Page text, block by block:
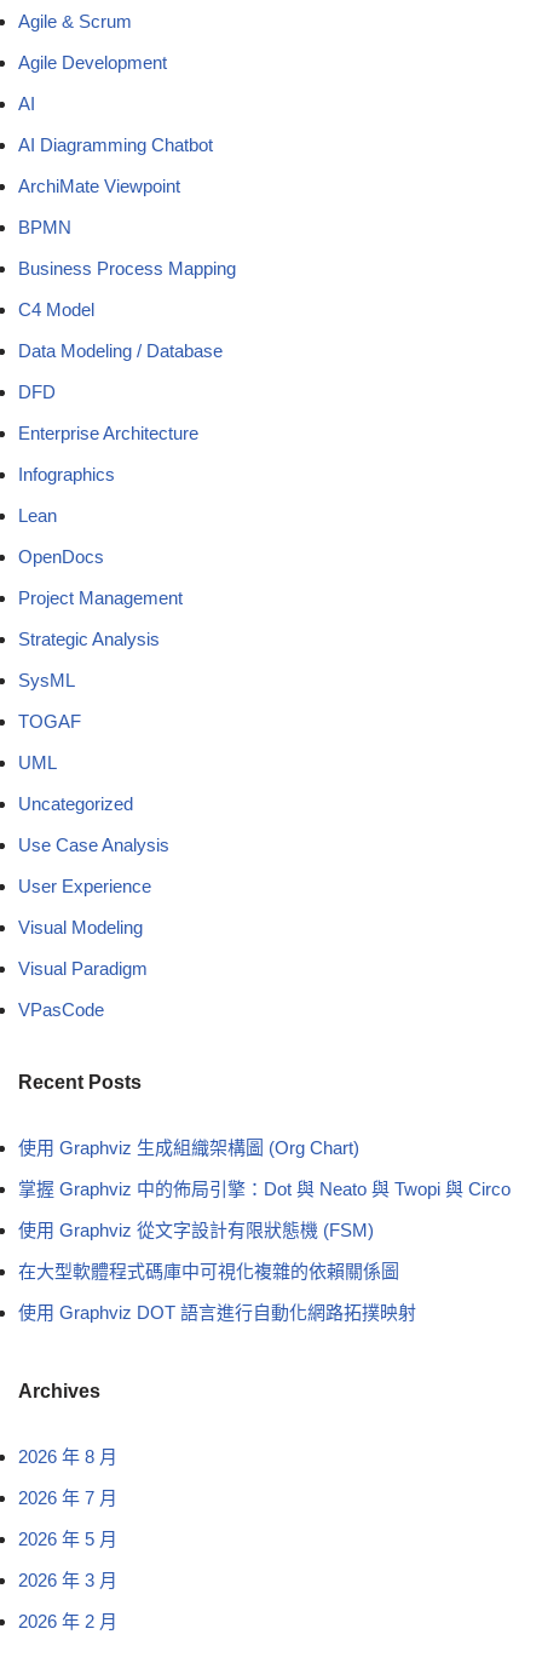
Agile & Scrum
Agile Development
AI
AI Diagramming Chatbot
ArchiMate Viewpoint
BPMN
Business Process Mapping
C4 Model
Data Modeling / Database
DFD
Enterprise Architecture
Infographics
Lean
OpenDocs
Project Management
Strategic Analysis
SysML
TOGAF
UML
Uncategorized
Use Case Analysis
User Experience
Visual Modeling
Visual Paradigm
VPasCode
Recent Posts
使用 Graphviz 生成組織架構圖 (Org Chart)
掌握 Graphviz 中的佈局引擎：Dot 與 Neato 與 Twopi 與 Circo
使用 Graphviz 從文字設計有限狀態機 (FSM)
在大型軟體程式碼庫中可視化複雜的依賴關係圖
使用 Graphviz DOT 語言進行自動化網路拓撲映射
Archives
2026 年 8 月
2026 年 7 月
2026 年 5 月
2026 年 3 月
2026 年 2 月